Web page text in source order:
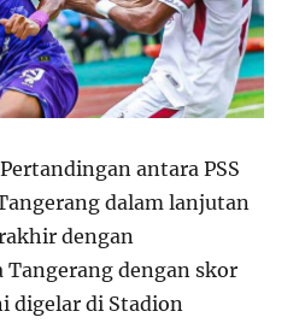
antara PSS
dalam lanjutan
dengan
Tangerang dengan skor
digelar di Stadion